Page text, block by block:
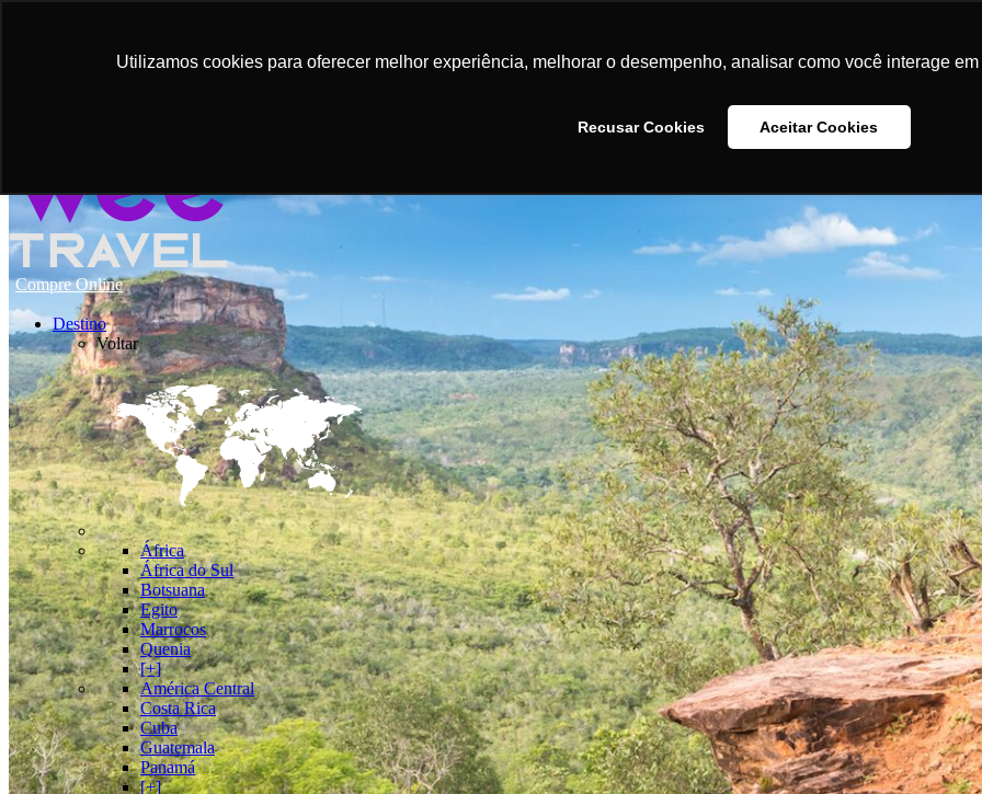
Utilizamos cookies para oferecer melhor experiência, melhorar o desempenho, analisar como você interage
Recusar Cookies Aceitar Cookies
Compre Online
Destino
Voltar
África
África do Sul
Botsuana
Egito
Marrocos
Quenia
[+]
América Central
Costa Rica
Cuba
Guatemala
Panamá
[+]